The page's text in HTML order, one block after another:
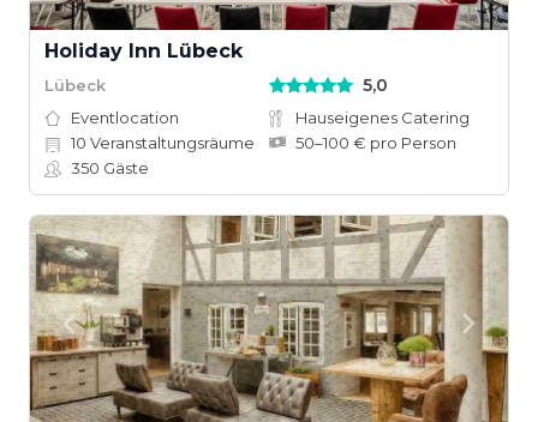
Holiday Inn Lübeck
Lübeck 5,0
Eventlocation
Hauseigenes Catering
10 Veranstaltungsräume
50–100 € pro Person
350 Gäste